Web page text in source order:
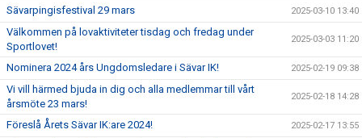
Sävarpingisfestival 29 mars 2025-03-10 13:40
Välkommen på lovaktiviteter tisdag och fredag under
Sportlovet!
2025-03-03 11:20
Nominera 2024 års Ungdomsledare i Sävar IK! 2025-02-19 09:38
Vi vill härmed bjuda in dig och alla medlemmar till vårt
årsmöte 23 mars!
2025-02-18 14:28
Föreslå Årets Sävar IK:are 2024! 2025-02-17 13:55